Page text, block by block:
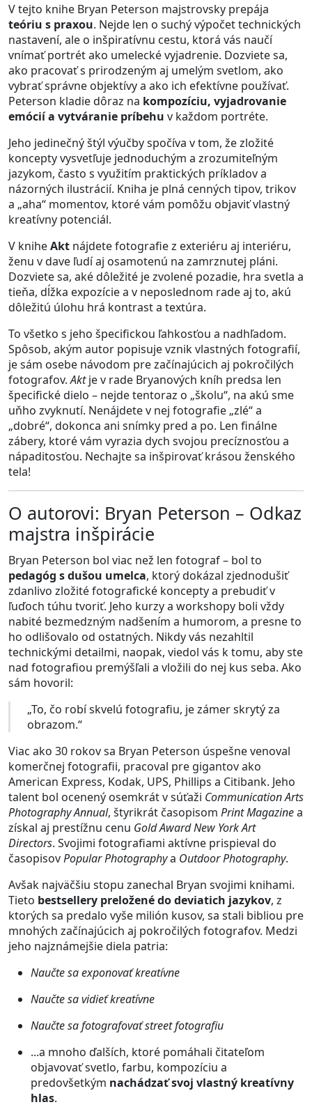
V tejto knihe Bryan Peterson majstrovsky prepája
teóriu s praxou. Nejde len o suchý výpočet technických
nastavení, ale o inšpiratívnu cestu, ktorá vás naučí
vnímať portrét ako umelecké vyjadrenie. Dozviete sa,
ako pracovať s prirodzeným aj umelým svetlom, ako
vybrať správne objektívy a ako ich efektívne používať.
Peterson kladie dôraz na kompozíciu, vyjadrovanie
emócií a vytváranie príbehu v každom portréte.
Jeho jedinečný štýl výučby spočíva v tom, že zložité
koncepty vysvetľuje jednoduchým a zrozumiteľným
jazykom, často s využitím praktických príkladov a
názorných ilustrácií. Kniha je plná cenných tipov, trikov
a „aha“ momentov, ktoré vám pomôžu objaviť vlastný
kreatívny potenciál.
V kniheAkt nájdete fotografie z exteriéru aj interiéru,
ženu v dave ľudí aj osamotenú na zamrznutej pláni.
Dozviete sa, aké dôležité je zvolené pozadie, hra svetla a
tieňa, dĺžka expozície a v neposlednom rade aj to, akú
dôležitú úlohu hrá kontrast a textúra.
To všetko s jeho špecifickou ľahkosťou a nadhľadom.
Spôsob, akým autor popisuje vznik vlastných fotografií,
je sám osebe návodom pre začínajúcich aj pokročilých
fotografov.Aktje v rade Bryanových kníh predsa len
špecifické dielo – nejde tentoraz o „školu“, na akú sme
uňho zvyknutí. Nenájdete v nej fotografie „zlé“ a
„dobré“, dokonca ani snímky pred a po. Len finálne
zábery, ktoré vám vyrazia dych svojou precíznosťou a
nápaditosťou. Nechajte sa inšpirovať krásou ženského
tela!
O autorovi: Bryan Peterson – Odkaz
majstra inšpirácie
Bryan Peterson bol viac než len fotograf – bol to
pedagóg s dušou umelca, ktorý dokázal zjednodušiť
zdanlivo zložité fotografické koncepty a prebudiť v
ľuďoch túhu tvoriť. Jeho kurzy a workshopy boli vždy
nabité bezmedzným nadšením a humorom, a presne to
ho odlišovalo od ostatných. Nikdy vás nezahltil
technickými detailmi, naopak, viedol vás k tomu, aby ste
nad fotografiou premýšľali a vložili do nej kus seba. Ako
sám hovoril:
„To, čo robí skvelú fotografiu, je zámer skrytý za
obrazom.“
Viac ako 30 rokov sa Bryan Peterson úspešne venoval
komerčnej fotografii, pracoval pre gigantov ako
American Express, Kodak, UPS, Phillips a Citibank. Jeho
talent bol ocenený osemkrát v súťaži Communication Arts
Photography Annual, štyrikrát časopisom Print Magazinea
získal aj prestížnu cenu Gold Award New York Art
Directors. Svojimi fotografiami aktívne prispieval do
časopisovPopular Photographya Outdoor Photography.
Avšak najväčšiu stopu zanechal Bryan svojimi knihami.
Tieto bestsellery preložené do deviatich jazykov, z
ktorých sa predalo vyše milión kusov, sa stali bibliou pre
mnohých začínajúcich aj pokročilých fotografov. Medzi
jeho najznámejšie diela patria:
Naučte sa exponovať kreatívne
Naučte sa vidieť kreatívne
Naučte sa fotografovať street fotografiu
...a mnoho ďalších, ktoré pomáhali čitateľom
objavovať svetlo, farbu, kompozíciu a
predovšetkým nachádzať svoj vlastný kreatívny
hlas.